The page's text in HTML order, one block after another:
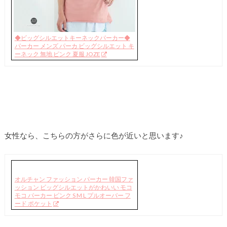
◆ビッグシルエットキーネックパーカー◆
パーカー メンズ パーカ ビッグシルエット キ
ーネック 無地 ピンク 夏服 JOZE
女性なら、こちらの方がさらに色が近いと思います♪
オルチャン ファッション パーカー 韓国ファ
ッション ビッグシルエットがかわいい モコ
モコ パーカー ピンク S M L プルオーバー フ
ード ポケット